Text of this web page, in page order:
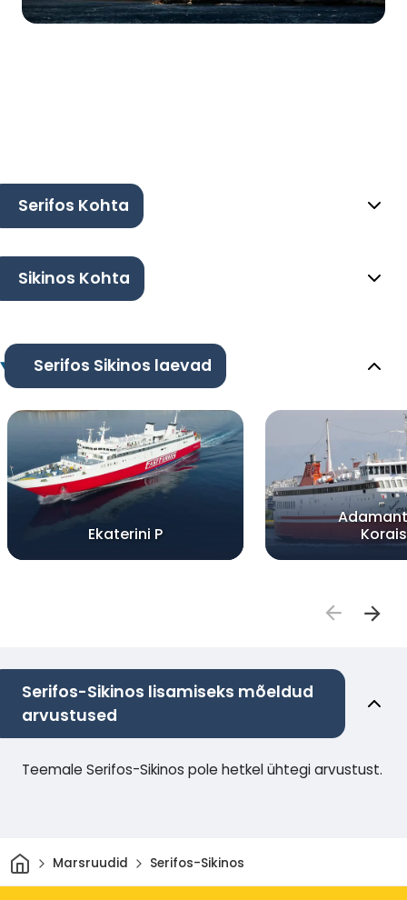
Serifos Kohta
Sikinos Kohta
Serifos Sikinos laevad
Ekaterini P
Korais
Serifos-Sikinos lisamiseks mõeldud
arvustused
Teemale Serifos-Sikinos pole hetkel ühtegi arvustust.
Avaleht
Marsruudid Serifos-Sikinos